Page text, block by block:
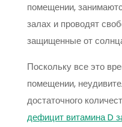
помещении,
залах и проводят
защищенные от
Поскольку все это
помещении,
достаточного
дефицит витамина D